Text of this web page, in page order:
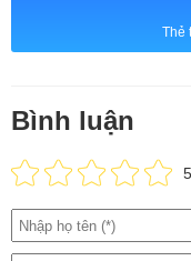
Cạnh phải gồm phím
Thẻ
Bình luận
5